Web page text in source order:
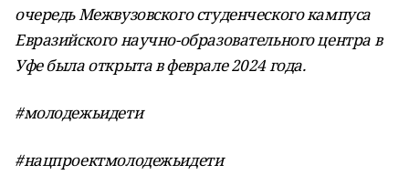
очередь Межвузовского студенческого кампуса
Евразийского научно-образовательного центра в
Уфе была открыта в феврале 2024 года.
#молодежьидети
#нацпроектмолодежьидети